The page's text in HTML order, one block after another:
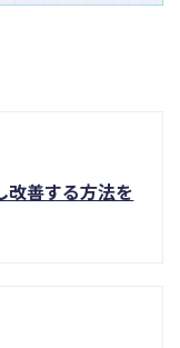
改善する方法を